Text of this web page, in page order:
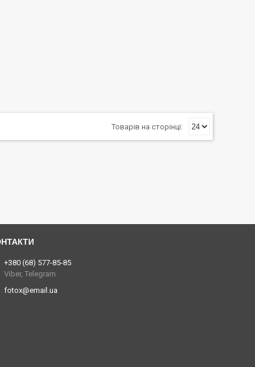
+380 (68) 577-85-85
Viber, Telegram
fotox@email.ua